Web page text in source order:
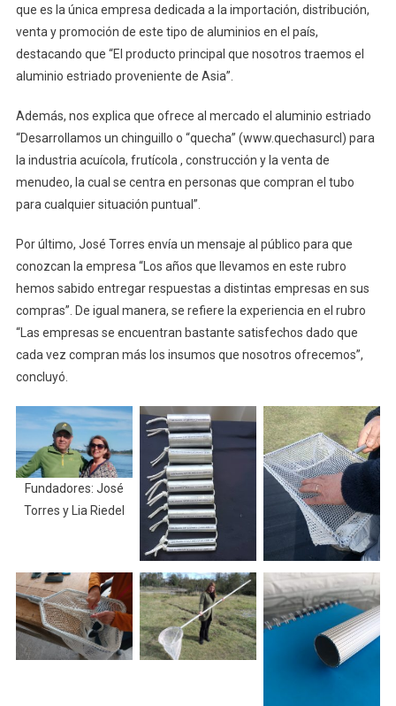
que es la única empresa dedicada a la importación, distribución,
venta y promoción de este tipo de aluminios en el país,
destacando que “El producto principal que nosotros traemos el
aluminio estriado proveniente de Asia”.
Además, nos explica que ofrece al mercado el aluminio estriado
“Desarrollamos un chinguillo o “quecha” (www.quechasurcl) para
la industria acuícola, frutícola , construcción y la venta de
menudeo, la cual se centra en personas que compran el tubo
para cualquier situación puntual”.
Por último, José Torres envía un mensaje al público para que
conozcan la empresa “Los años que llevamos en este rubro
hemos sabido entregar respuestas a distintas empresas en sus
compras”. De igual manera, se refiere la experiencia en el rubro
“Las empresas se encuentran bastante satisfechos dado que
cada vez compran más los insumos que nosotros ofrecemos”,
concluyó.
Fundadores: José
Torres y Lia Riedel